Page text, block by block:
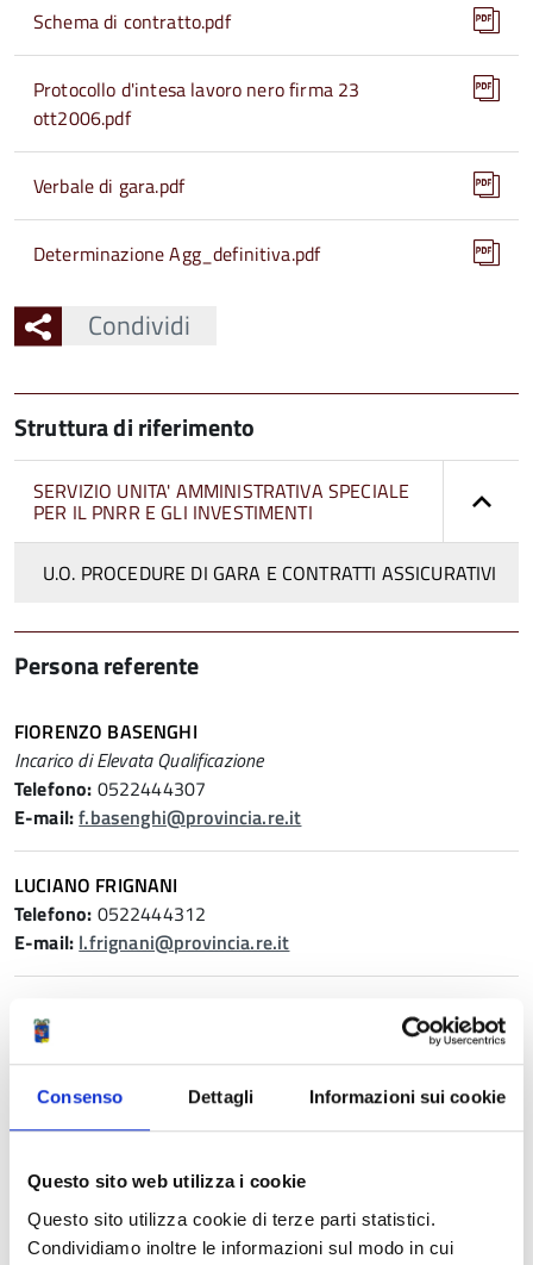
Consenso Dettagli Informazioni sui cookie
Questo sito web utilizza i cookie
Questo sito utilizza cookie di terze parti statistici.
Condividiamo inoltre le informazioni sul modo in cui
Schema di contratto.pdf
Protocollo d'intesa lavoro nero firma 23
ott2006.pdf
Verbale di gara.pdf
Determinazione Agg_definitiva.pdf
Condividi
Struttura di riferimento
SERVIZIO UNITA' AMMINISTRATIVA SPECIALE
PER IL PNRR E GLI INVESTIMENTI
U.O. PROCEDURE DI GARA E CONTRATTI ASSICURATIVI
Persona referente
FIORENZO BASENGHI
Incarico di Elevata Qualificazione
Telefono: 0522444307
E-mail:f.basenghi@provincia.re.it
LUCIANO FRIGNANI
Telefono: 0522444312
E-mail: l.frignani@provincia.re.it
Telefono:
E-mail:m.franceschetti@provincia.re.it
AZZIO GATTI
Telefono: 0522444368
E-mail:a.gatti@provincia.re.it